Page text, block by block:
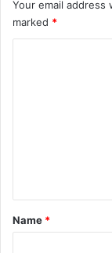
Your email address
marked *
*
Name *